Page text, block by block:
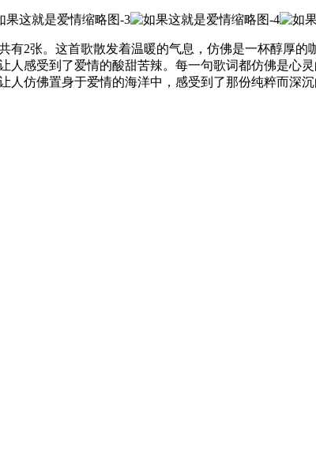
有2张。这首歌散发着温暖的气息，仿佛是一杯醇厚
感受到了爱情的酸甜苦辣。每一句歌词都仿佛是心
人仿佛置身于爱情的海洋中，感受到了那份纯粹而深